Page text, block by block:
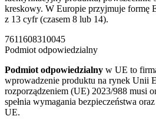
kreskowy. W Europie przyjmuje formę
z 13 cyfr (czasem 8 lub 14).
7611608310045
Podmiot odpowiedzialny
Podmiot odpowiedzialny w UE to
wprowadzenie produktu na rynek Unii
rozporządzeniem (UE) 2023/988 musi
spełnia wymagania bezpieczeństwa
UE.